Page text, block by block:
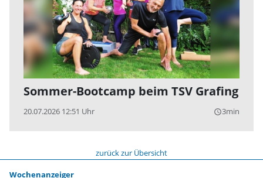
Sommer-Bootcamp beim TSV Grafing
20.07.2026 12:51 Uhr query_builder3min
zurück zur Übersicht
Wochenanzeiger